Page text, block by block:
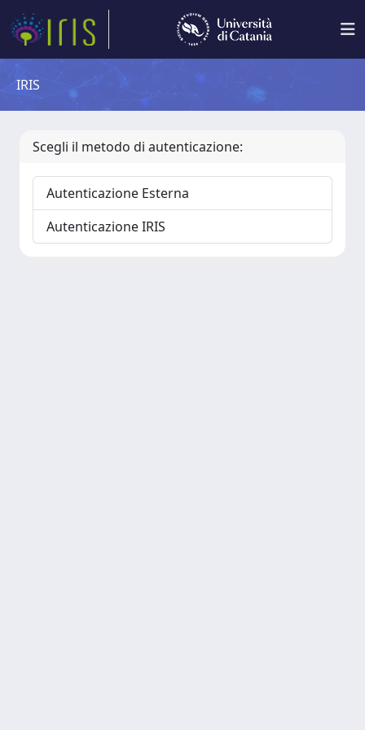
IRIS
Scegli il metodo di autenticazione:
Autenticazione Esterna
Autenticazione IRIS